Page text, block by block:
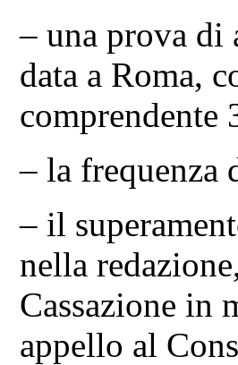
– una prova di
data a Roma,
comprendente
– la frequenza
– il
nella
Cassazione in
appello al